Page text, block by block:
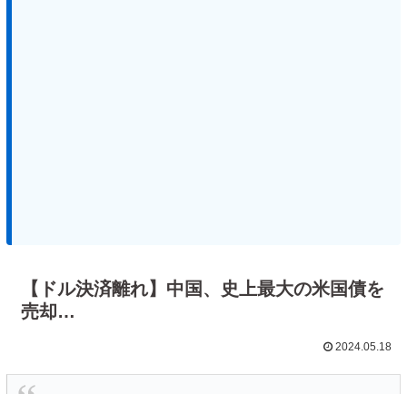
【ドル決済離れ】中国、史上最大の米国債を
売却…
2024.05.18